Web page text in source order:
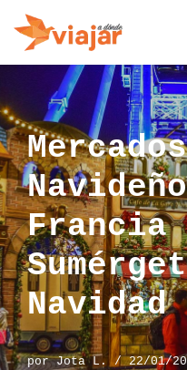
Saltar
al
contenido
Mercados
Francia
Navidad
porJota L.
22/01/